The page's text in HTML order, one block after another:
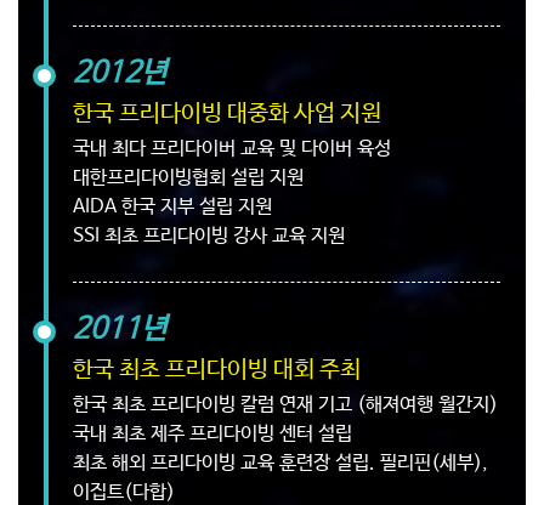
2012년
한국 프리다이빙 대중화 사업 지원
국내 최다 프리다이버 교육 및 다이버 육성
대한프리다이빙협회 설립 지원
AIDA 한국 지부 설립 지원
SSI 최초 프리다이빙 강사 교육 지원
2011년
한국 최초 프리다이빙 대회 주최
한국 최초 프리다이빙 칼럼 연재 기고 (해져여행 월간지)
국내 최초 제주 프리다이빙 센터 설립
최초 해외 프리다이빙 교육 훈련장 설립. 필리핀(세부),
이집트(다합)